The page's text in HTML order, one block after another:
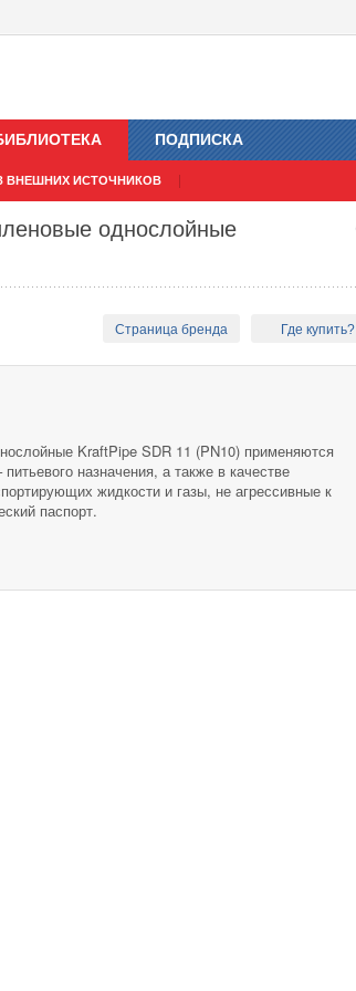
ВНЕШНИХ ИСТОЧНИКОВ
ПОДПИСКА
однослойные
Страница бренда Где купить?
KraftPipe SDR 11 (PN10) применяются
назначения, а также в качестве
жидкости и газы, не агрессивные к
паспорт.